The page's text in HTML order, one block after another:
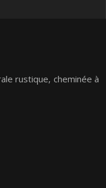
rustique, cheminée à